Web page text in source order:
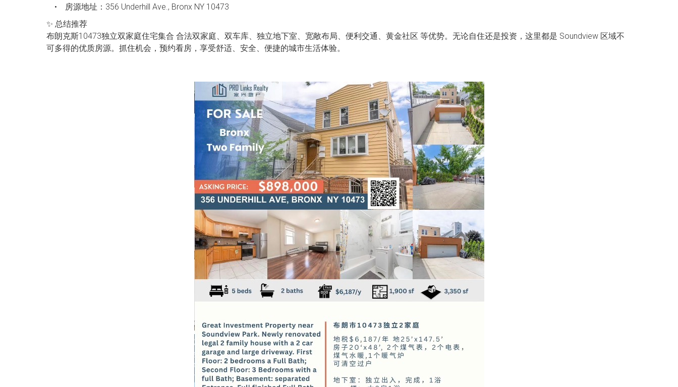
• 房源地址：356 Underhill Ave., Bronx NY 10473
✨ 总结推荐
布朗克斯10473独立双家庭住宅集合 合法双家庭、双车库、独立地下室、宽敞布局、便利交通、黄金社区 等优势。无论自住还是投资，这里都是 Soundview 区域不
可多得的优质房源。抓住机会，预约看房，享受舒适、安全、便捷的城市生活体验。